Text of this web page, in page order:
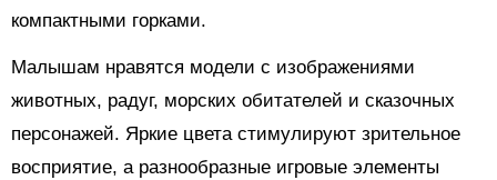
компактными горками.
Малышам нравятся модели с изображениями
животных, радуг, морских обитателей и сказочных
персонажей. Яркие цвета стимулируют зрительное
восприятие, а разнообразные игровые элементы